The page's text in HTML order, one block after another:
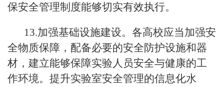
保安全管理制度能够切实有效执行。
13.加强基础设施建设。各高校应当加强安
全物质保障，配备必要的安全防护设施和器
材，建立能够保障实验人员安全与健康的工
作环境。提升实验室安全管理的信息化水